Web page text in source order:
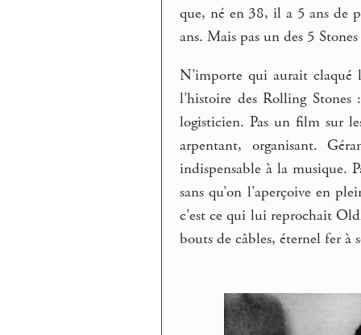
que, né en 38, il a 5 ans de
ans. Mais pas un des 5
N’importe qui aurait claqué
l’histoire des Rolling
logisticien. Pas un film sur
arpentant, organisant.
indispensable à la musique.
sans qu’on l’aperçoive en
c’est ce qui lui reprochait
bouts de câbles, éternel fer à